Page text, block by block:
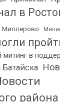
в
Миллерово
митинг в
района